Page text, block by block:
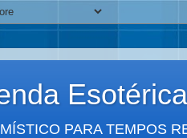
Esotérica
PARA TEMPOS